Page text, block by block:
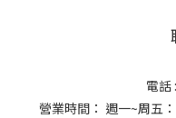
電話
營業時間： 週一~周五